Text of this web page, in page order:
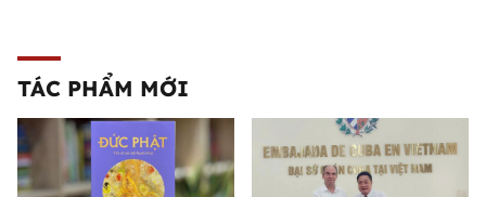
TÁC PHẨM MỚI